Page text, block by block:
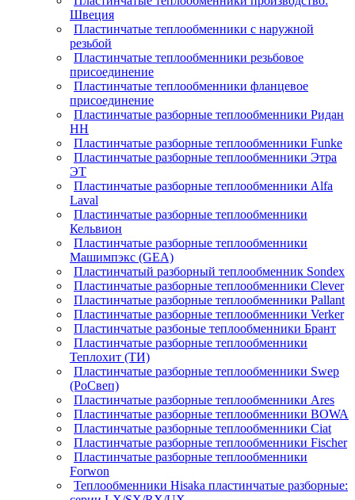
Швеция
Пластинчатые теплообменники с наружной
резьбой
Пластинчатые теплообменники резьбовое
присоединение
Пластинчатые теплообменники фланцевое
присоединение
Пластинчатые разборные теплообменники Ридан
НН
Пластинчатые разборные теплообменники Funke
Пластинчатые разборные теплообменники Этра
ЭТ
Пластинчатые разборные теплообменники Alfa
Laval
Пластинчатые разборные теплообменники
Кельвион
Пластинчатые разборные теплообменники
Машимпэкс (GEA)
Пластинчатый разборный теплообменник Sondex
Пластинчатые разборные теплообменники Clever
Пластинчатые разборные теплообменники Pallant
Пластинчатые разборные теплообменники Verker
Пластинчатые разбоные теплообменники Брант
Пластинчатые разборные теплообменники
Теплохит (ТИ)
Пластинчатые разборные теплообменники Swep
(РоСвеп)
Пластинчатые разборные теплообменники Ares
Пластинчатые разборные теплообменники BOWA
Пластинчатые разборные теплообменники Ciat
Пластинчатые разборные теплообменники Fischer
Пластинчатые разборные теплообменники
Forwon
Теплообменники Hisaka пластинчатые разборные: